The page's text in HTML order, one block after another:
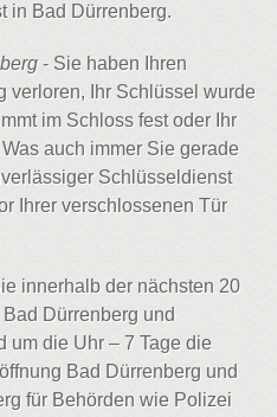
in Bad Dürrenberg.
- Sie haben Ihren
verloren, Ihr Schlüssel wurde
im Schloss fest oder Ihr
auch immer Sie gerade
Schlüsseldienst
Ihrer verschlossenen Tür
innerhalb der nächsten 20
Dürrenberg und
um die Uhr – 7 Tage die
Bad Dürrenberg und
für Behörden wie Polizei